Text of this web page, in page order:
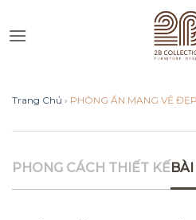
to
Trang Chủ › PHÒNG ĂN MANG VẺ
PHONG CÁCH THIẾT KẾ
Vui lòng lựa chọn
lạc phù hợp với
Nhắn tin qua